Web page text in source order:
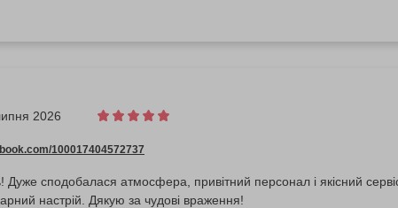
2026
100017404572737
сподобалася атмосфера, привітний персонал і якісний
настрій. Дякую за чудові враження!